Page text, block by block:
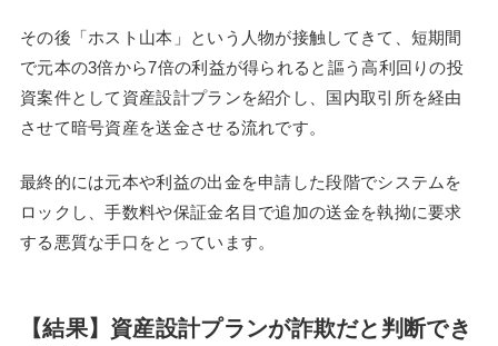
その後「ホスト山本」という人物が接触してきて、短期間
で元本の3倍から7倍の利益が得られると謳う高利回りの投
資案件として資産設計プランを紹介し、国内取引所を経由
させて暗号資産を送金させる流れです。
最終的には元本や利益の出金を申請した段階でシステムを
ロックし、手数料や保証金名目で追加の送金を執拗に要求
する悪質な手口をとっています。
【結果】資産設計プランが詐欺だと判断でき